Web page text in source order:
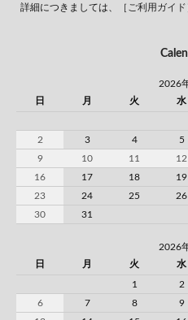
詳細につきましては、
［ご利用ガイド
2026
日
月 火 水
2
3 4 5
9
10 11 12
16
17 18 19
23
24 25 26
30
31
2026
日
月 火 水
1 2
6
7 8 9